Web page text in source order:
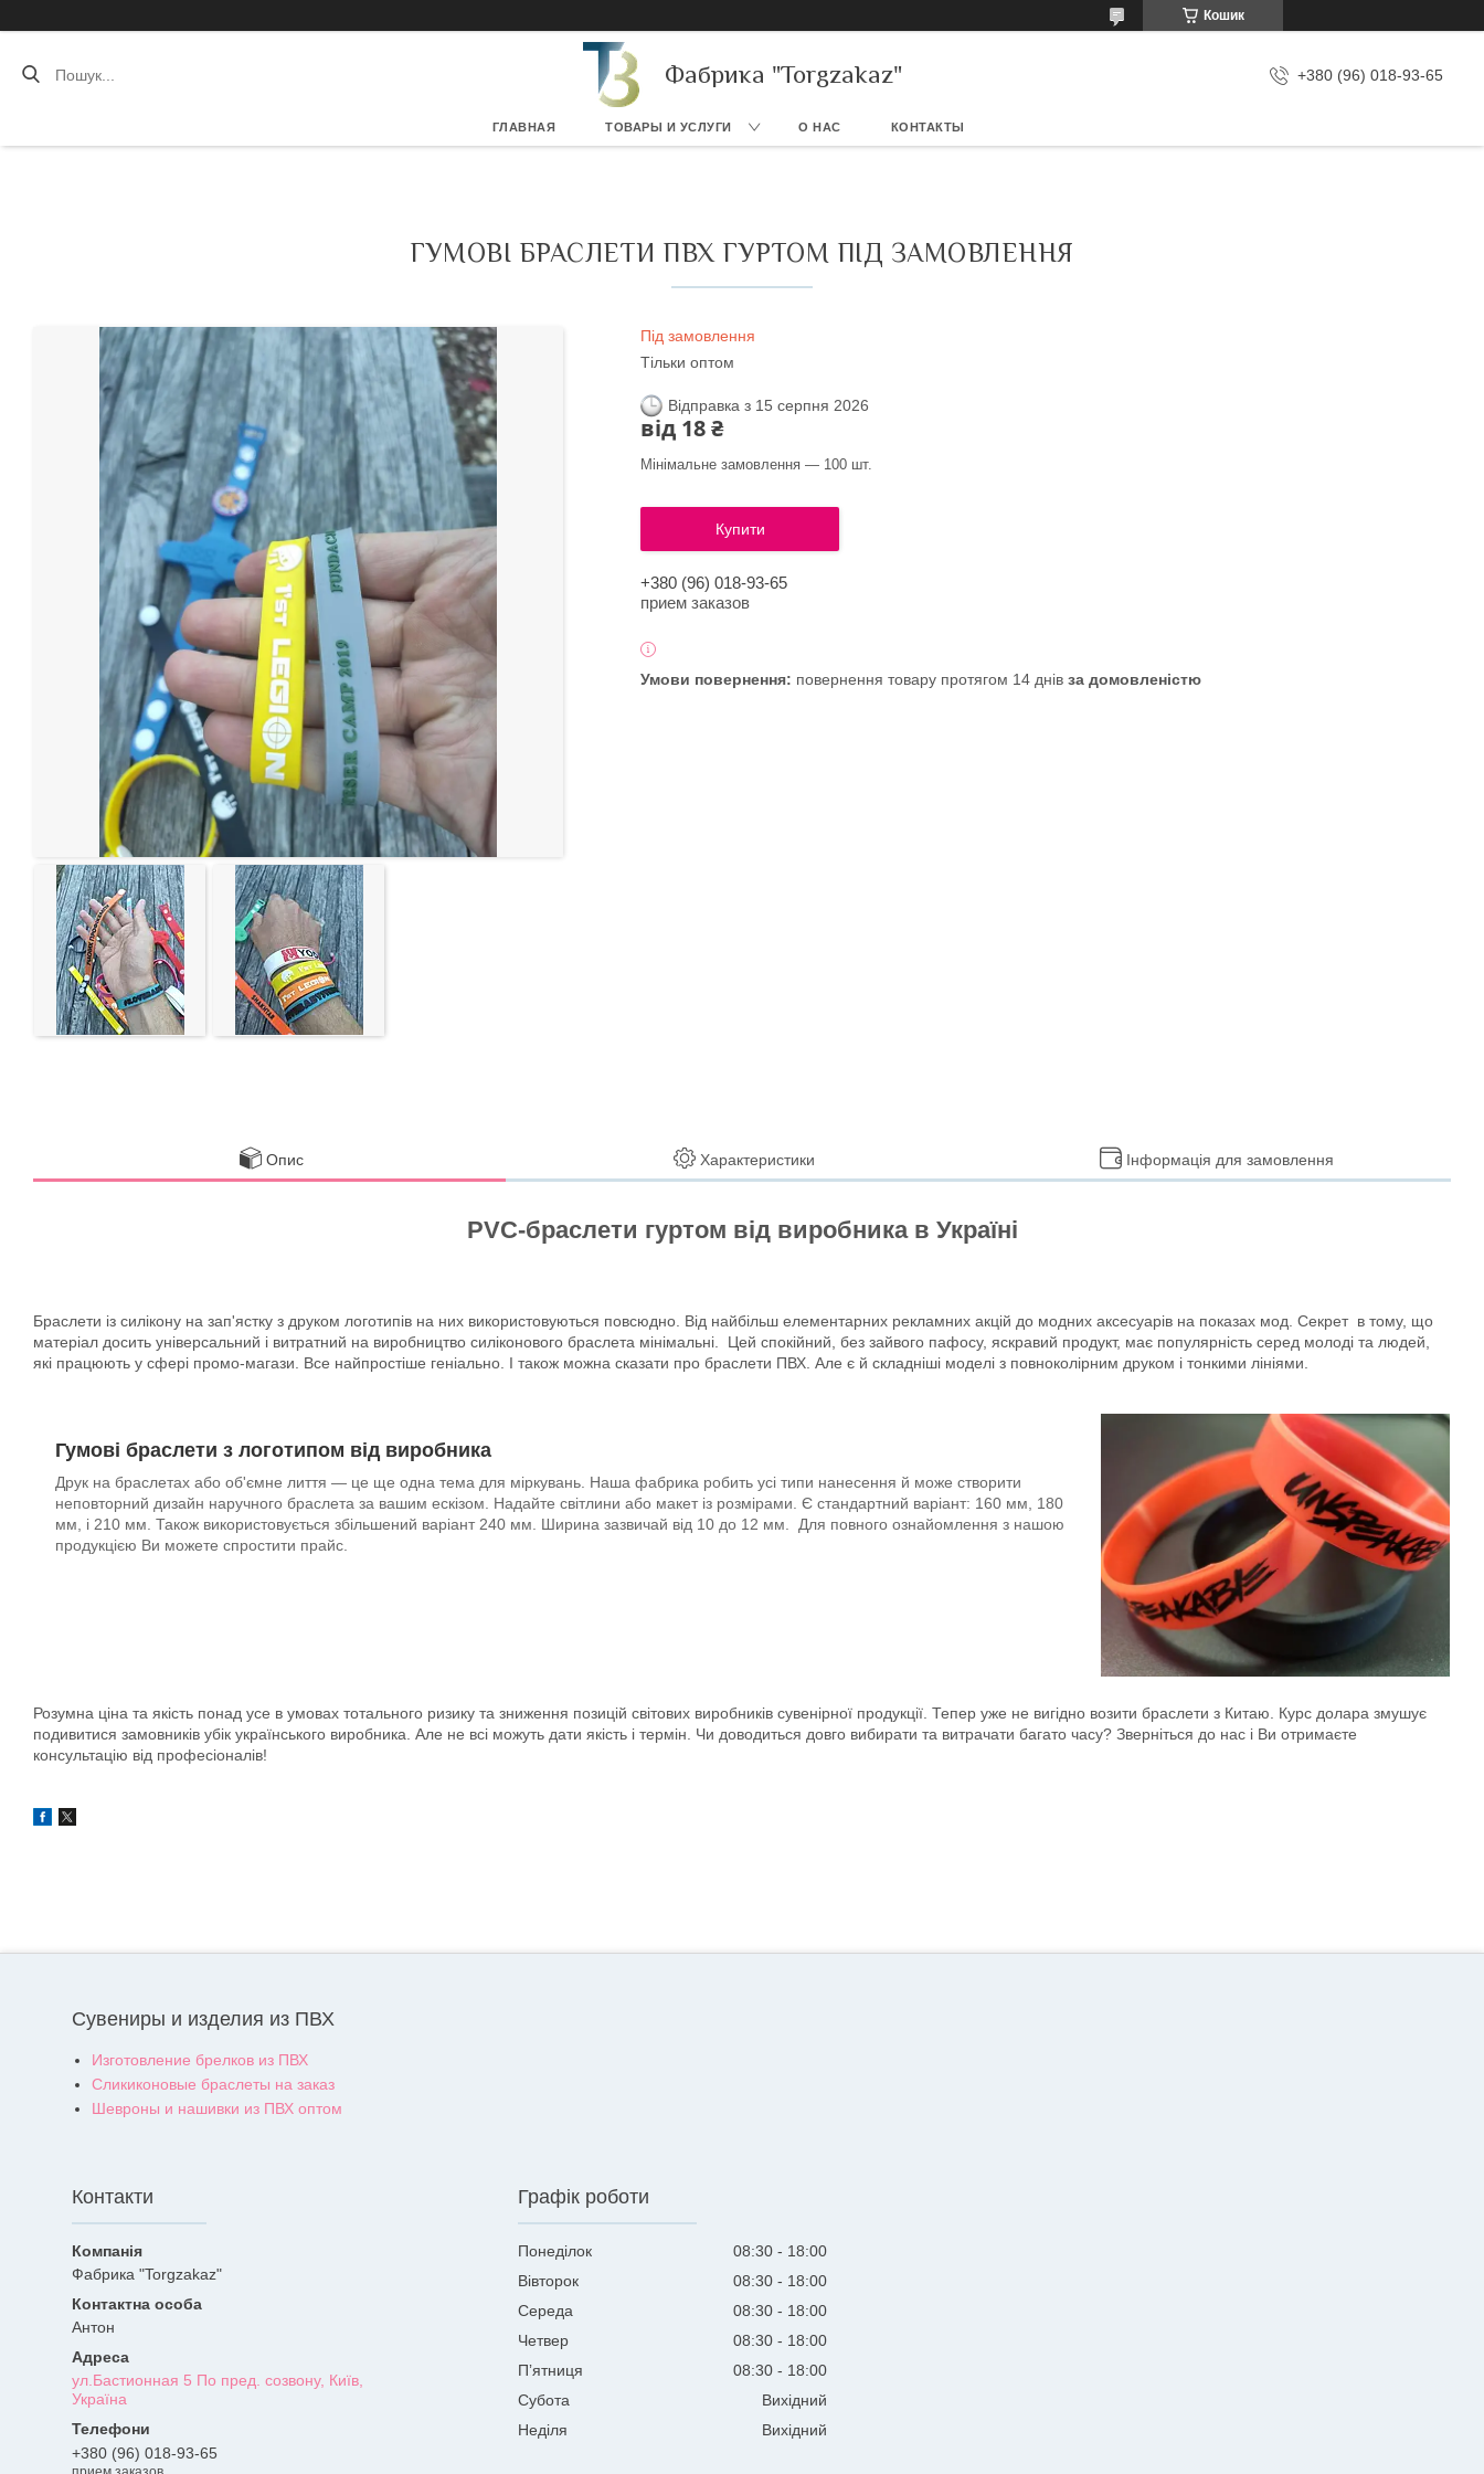
Кошик
Фабрика "Torgzakaz" +380 (96) 018-93-65
ГЛАВНАЯ ТОВАРЫ И УСЛУГИ О НАС КОНТАКТЫ
ГУМОВІ БРАСЛЕТИ ПВХ ГУРТОМ ПІД ЗАМОВЛЕННЯ
Під замовлення
Тільки оптом
Відправка з 15 серпня 2026
від 18 ₴
Мінімальне замовлення — 100 шт.
Купити
+380 (96) 018-93-65
прием заказов
повернення товару протягом 14 днів за домовленістю
Опис Характеристики Інформація для замовлення
PVC-браслети гуртом від виробника в Україні
Браслети із силікону на зап'ястку з друком логотипів на них використовуються повсюдно. Від найбільш елементарних рекламних акцій до модних аксесуарів на показах мод. Секрет в тому, що
матеріал досить універсальний і витратний на виробництво силіконового браслета мінімальні. Цей спокійний, без зайвого пафосу, яскравий продукт, має популярність серед молоді та людей,
які працюють у сфері промо-магази. Все найпростіше геніально. І також можна сказати про браслети ПВХ. Але є й складніші моделі з повноколірним друком і тонкими лініями.
Гумові браслети з логотипом від виробника
Друк на браслетах або об'ємне лиття — це ще одна тема для міркувань. Наша фабрика робить усі типи нанесення й може створити
неповторний дизайн наручного браслета за вашим ескізом. Надайте світлини або макет із розмірами. Є стандартний варіант: 160 мм, 180
мм, і 210 мм. Також використовується збільшений варіант 240 мм. Ширина зазвичай від 10 до 12 мм. Для повного ознайомлення з нашою
продукцією Ви можете спростити прайс.
Розумна ціна та якість понад усе в умовах тотального ризику та зниження позицій світових виробників сувенірної продукції. Тепер уже не вигідно возити браслети з Китаю. Курс долара змушує
подивитися замовників убік українського виробника. Але не всі можуть дати якість і термін. Чи доводиться довго вибирати та витрачати багато часу? Зверніться до нас і Ви отримаєте
консультацію від професіоналів!
Сувениры и изделия из ПВХ
Изготовление брелков из ПВХ
Сликиконовые браслеты на заказ
Шевроны и нашивки из ПВХ оптом
Контакти
Фабрика "Torgzakaz"
Антон
ул.Бастионная 5 По пред. созвону, Київ,
Україна
+380 (96) 018-93-65
Графік роботи
Понеділок 08:30
18:00
Вівторок
08:30
18:00
Середа
08:30
18:00
Четвер
08:30
18:00
Пʼятниця
08:30
18:00
Субота
Вихідний
Неділя
Вихідний